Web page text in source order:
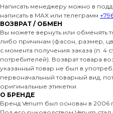
Написать менеджеру можно в
написать в MAX или телеграмм
ВОЗВРАТ / ОБМЕН
Вы можете вернуть или обменять
либо причинам (фасон, размер,
с момента получения заказа (п. 4
потребителей). Возврат товара
указанный товар не был в
первоначальный товарный вид,
оригинальные этикетки.
О БРЕНДЕ
Бренд Venum был основан в